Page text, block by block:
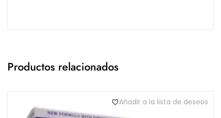
Productos relacionados
Añadir a la lista de deseos